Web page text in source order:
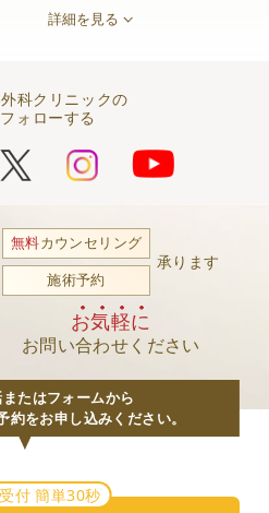
詳細を見る
科クリニックの
ォローする
無料カウンセリング
施術予約
承ります
お気軽に
お問い合わせください
たはフォームから
約をお申し込みください。
付 簡単30秒